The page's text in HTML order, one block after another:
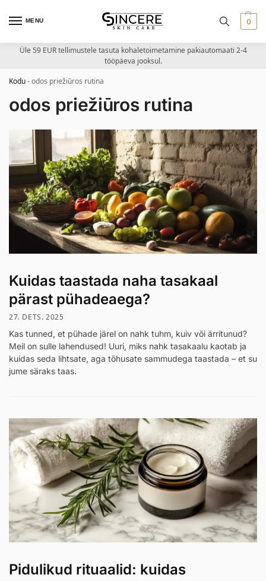
MENU 0
Üle 59 EUR tellimustele tasuta kohaletoimetamine pakiautomaati 2-4
tööpäeva jooksul.
Kodu-odos priežiūros rutina
odos priežiūros rutina
Kuidas taastada naha tasakaal
pärast pühadeaega?
27. DETS. 2025
Kas tunned, et pühade järel on nahk tuhm, kuiv või ärritunud?
Meil on sulle lahendused! Uuri, miks nahk tasakaalu kaotab ja
kuidas seda lihtsate, aga tõhusate sammudega taastada – et su
jume säraks taas.
Pidulikud rituaalid: kuidas